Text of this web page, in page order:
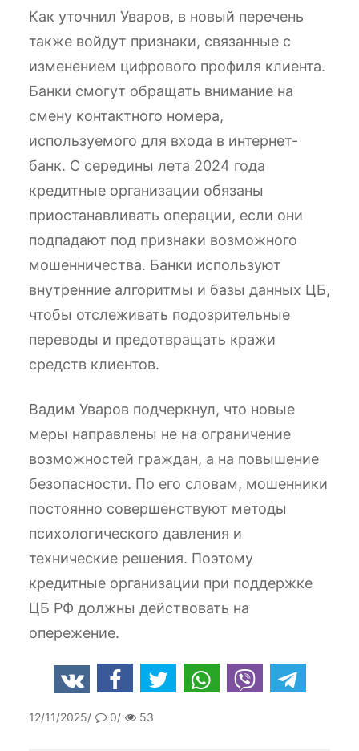
Как уточнил Уваров, в новый перечень
также войдут признаки, связанные с
изменением цифрового профиля клиента.
Банки смогут обращать внимание на
смену контактного номера,
используемого для входа в интернет-
банк. С середины лета 2024 года
кредитные организации обязаны
приостанавливать операции, если они
подпадают под признаки возможного
мошенничества. Банки используют
внутренние алгоритмы и базы данных ЦБ,
чтобы отслеживать подозрительные
переводы и предотвращать кражи
средств клиентов.
Вадим Уваров подчеркнул, что новые
меры направлены не на ограничение
возможностей граждан, а на повышение
безопасности. По его словам, мошенники
постоянно совершенствуют методы
психологического давления и
технические решения. Поэтому
кредитные организации при поддержке
ЦБ РФ должны действовать на
опережение.
12/11/2025 0 53